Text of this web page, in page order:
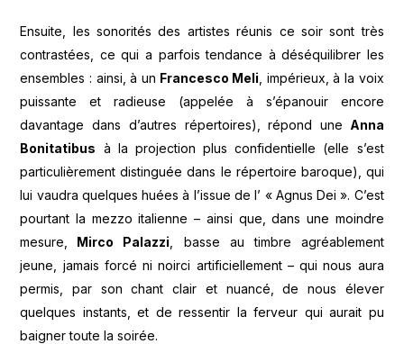
Ensuite, les sonorités des artistes réunis ce soir sont très
contrastées, ce qui a parfois tendance à déséquilibrer les
ensembles : ainsi, à un Francesco Meli , impérieux, à la voix
puissante et radieuse (appelée à s’épanouir encore
davantage dans d’autres répertoires), répond une Anna
Bonitatibus à la projection plus confidentielle (elle s’est
particulièrement distinguée dans le répertoire baroque), qui
lui vaudra quelques huées à l’issue de l’ « Agnus Dei ». C’est
pourtant la mezzo italienne – ainsi que, dans une moindre
mesure,
Mirco Palazzi , basse au timbre agréablement
jeune, jamais forcé ni noirci artificiellement – qui nous aura
permis, par son chant clair et nuancé, de nous élever
quelques instants, et de ressentir la ferveur qui aurait pu
baigner toute la soirée.